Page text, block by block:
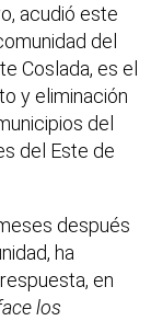
acudió este
del
Coslada, es el
y eliminación
del
del Este de
después
ha
en
los